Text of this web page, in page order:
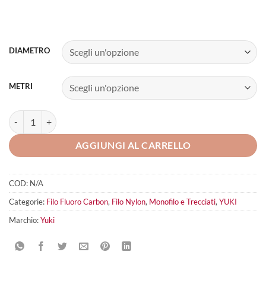
DIAMETRO
METRI
Nylon Invisible 3G Yuki quantità
AGGIUNGI AL CARRELLO
COD: N/A
Categorie: Filo Fluoro Carbon, Filo Nylon, Monofilo e Trecciati,YUKI
Marchio:Yuki